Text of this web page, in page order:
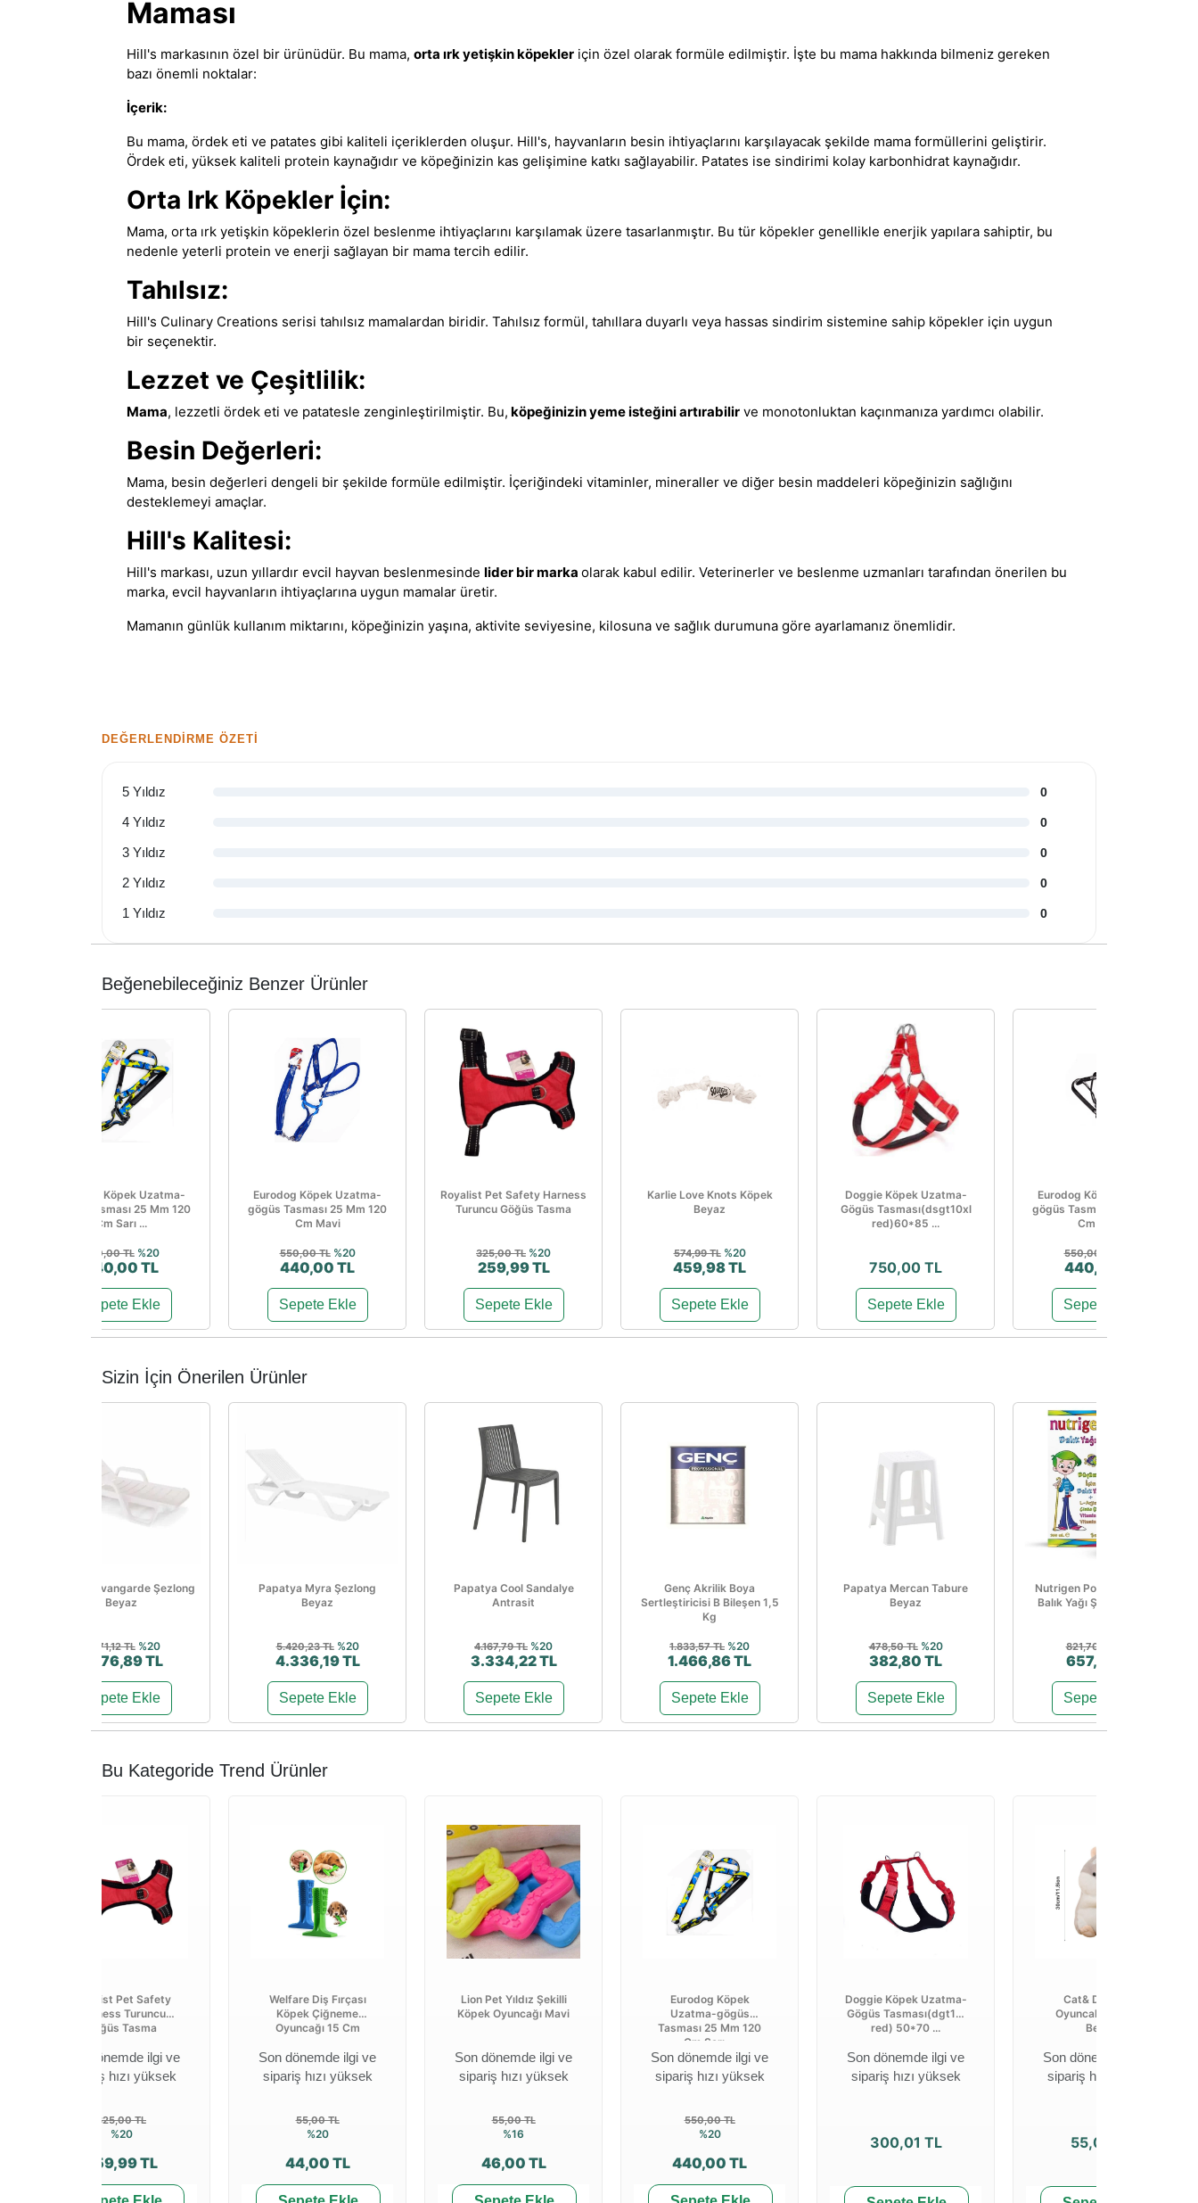
Maması
Hill's markasının özel bir ürünüdür. Bu mama, orta ırk yetişkin köpekler için özel olarak formüle edilmiştir. İşte bu mama hakkında bilmeniz gereken
bazı önemli noktalar:
İçerik:
Bu mama, ördek eti ve patates gibi kaliteli içeriklerden oluşur. Hill's, hayvanların besin ihtiyaçlarını karşılayacak şekilde mama formüllerini geliştirir.
Ördek eti, yüksek kaliteli protein kaynağıdır ve köpeğinizin kas gelişimine katkı sağlayabilir. Patates ise sindirimi kolay karbonhidrat kaynağıdır.
Orta Irk Köpekler İçin:
Mama, orta ırk yetişkin köpeklerin özel beslenme ihtiyaçlarını karşılamak üzere tasarlanmıştır. Bu tür köpekler genellikle enerjik yapılara sahiptir, bu
nedenle yeterli protein ve enerji sağlayan bir mama tercih edilir.
Tahılsız:
Hill's Culinary Creations serisi tahılsız mamalardan biridir. Tahılsız formül, tahıllara duyarlı veya hassas sindirim sistemine sahip köpekler için uygun
bir seçenektir.
Lezzet ve Çeşitlilik:
Mama, lezzetli ördek eti ve patatesle zenginleştirilmiştir. Bu, köpeğinizin yeme isteğini artırabilir ve monotonluktan kaçınmanıza yardımcı olabilir.
Besin Değerleri:
Mama, besin değerleri dengeli bir şekilde formüle edilmiştir. İçeriğindeki vitaminler, mineraller ve diğer besin maddeleri köpeğinizin sağlığını
desteklemeyi amaçlar.
Hill's Kalitesi:
Hill's markası, uzun yıllardır evcil hayvan beslenmesinde lider bir marka olarak kabul edilir. Veterinerler ve beslenme uzmanları tarafından önerilen bu
marka, evcil hayvanların ihtiyaçlarına uygun mamalar üretir.
Mamanın günlük kullanım miktarını, köpeğinizin yaşına, aktivite seviyesine, kilosuna ve sağlık durumuna göre ayarlamanız önemlidir.
DEĞERLENDIRME ÖZETI
5 Yıldız 0
4 Yıldız 0
3 Yıldız 0
2 Yıldız 0
1 Yıldız 0
Beğenebileceğiniz Benzer Ürünler
Eurodog Köpek Uzatma-
gögüs Tasması 25 Mm 120
Cm Sarı ...
550,00 TL %20
440,00 TL
Sepete Ekle
Eurodog Köpek Uzatma-
gögüs Tasması 25 Mm 120
Cm Mavi
550,00 TL %20
440,00 TL
Sepete Ekle
Royalist Pet Safety Harness
Turuncu Göğüs Tasma
325,00 TL %20
259,99 TL
Sepete Ekle
Karlie Love Knots Köpek
Beyaz
574,99 TL %20
459,98 TL
Sepete Ekle
Doggie Köpek Uzatma-
Gögüs Tasması(dsgt10xl
red)60*85 ...
750,00 TL
Sepete Ekle
Eurodog Köpek Uzatma-
gögüs Tasması 25 Mm 120
Cm Siyah
550,00 TL
440,00 TL
Sepete Ekle
Sizin İçin Önerilen Ürünler
Papatya Avangarde Şezlong
Beyaz
3.471,12 TL %20
2.776,89 TL
Sepete Ekle
Papatya Myra Şezlong
Beyaz
5.420,23 TL %20
4.336,19 TL
Sepete Ekle
Papatya Cool Sandalye
Antrasit
4.167,79 TL %20
3.334,22 TL
Sepete Ekle
Genç Akrilik Boya
Sertleştiricisi B Bileşen 1,5
Kg
1.833,57 TL %20
1.466,86 TL
Sepete Ekle
Papatya Mercan Tabure
Beyaz
478,50 TL %20
382,80 TL
Sepete Ekle
Nutrigen Portakal Aromalı
Balık Yağı Şurubu 200 Ml
821,70 TL
657,36 TL
Sepete Ekle
Bu Kategoride Trend Ürünler
Royalist Pet Safety
Harness Turuncu
Göğüs Tasma
Son dönemde ilgi ve
sipariş hızı yüksek
325,00 TL
%20
259,99 TL
Welfare Diş Fırçası
Köpek Çiğneme
Oyuncağı 15 Cm
Son dönemde ilgi ve
sipariş hızı yüksek
55,00 TL
%20
44,00 TL
Lion Pet Yıldız Şekilli
Köpek Oyuncağı Mavi
Son dönemde ilgi ve
sipariş hızı yüksek
55,00 TL
%16
46,00 TL
Eurodog Köpek
Uzatma-gögüs
Tasması 25 Mm 120
Cm Sarı ...
Son dönemde ilgi ve
sipariş hızı yüksek
550,00 TL
%20
440,00 TL
Doggie Köpek Uzatma-
Gögüs Tasması(dgt10l
red) 50*70 ...
Son dönemde ilgi ve
sipariş hızı yüksek
300,01 TL
Cat& Dog Toys
Oyuncak Hamster
Beyaz
Son dönemde ilgi ve
sipariş hızı yüksek
55,00 TL